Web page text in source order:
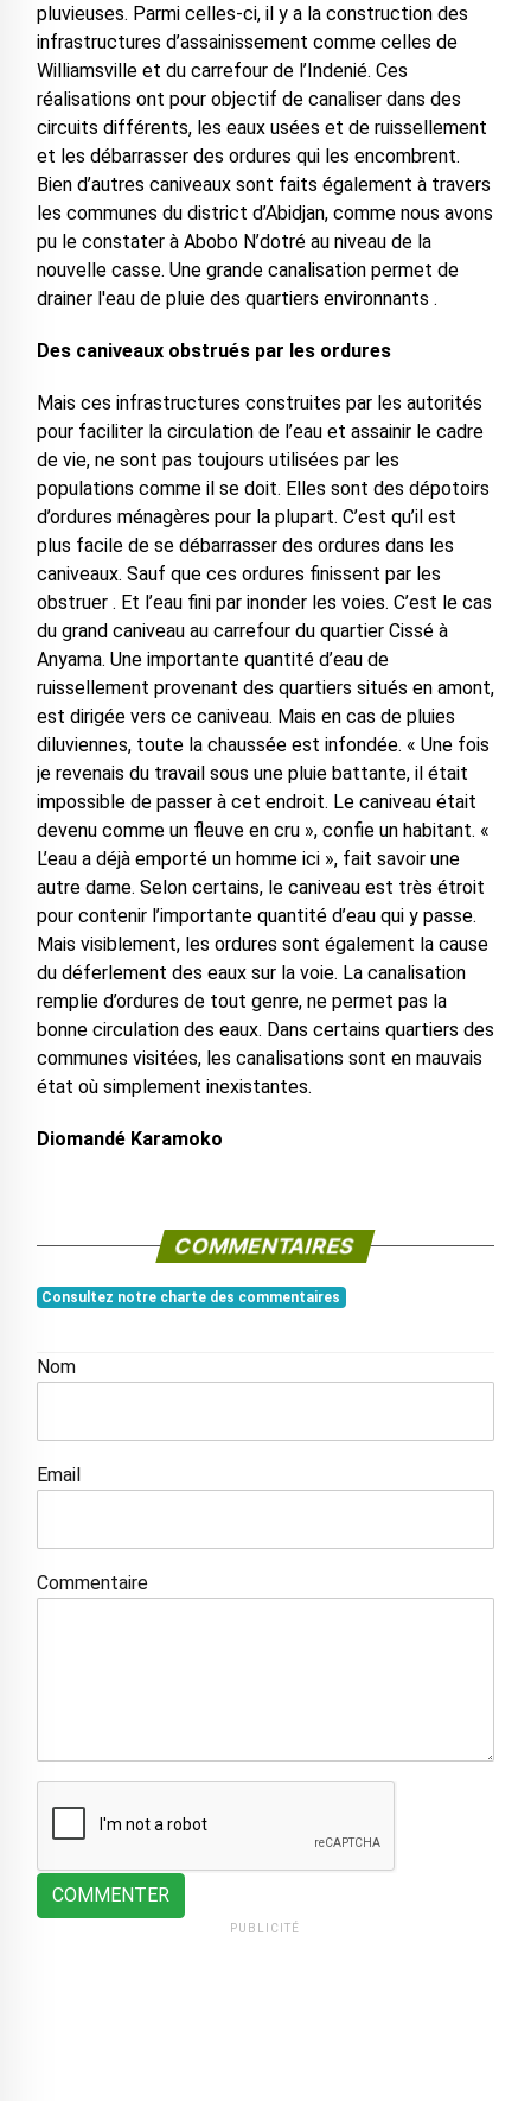
pluvieuses. Parmi celles-ci, il y a la construction des
infrastructures d’assainissement comme celles de
Williamsville et du carrefour de l’Indenié. Ces
réalisations ont pour objectif de canaliser dans des
circuits différents, les eaux usées et de ruissellement
et les débarrasser des ordures qui les encombrent.
Bien d’autres caniveaux sont faits également à travers
les communes du district d’Abidjan, comme nous avons
pu le constater à Abobo N’dotré au niveau de la
nouvelle casse. Une grande canalisation permet de
drainer l'eau de pluie des quartiers environnants .
Des caniveaux obstrués par les ordures
Mais ces infrastructures construites par les autorités
pour faciliter la circulation de l’eau et assainir le cadre
de vie, ne sont pas toujours utilisées par les
populations comme il se doit. Elles sont des dépotoirs
d’ordures ménagères pour la plupart. C’est qu’il est
plus facile de se débarrasser des ordures dans les
caniveaux. Sauf que ces ordures finissent par les
obstruer . Et l’eau fini par inonder les voies. C’est le cas
du grand caniveau au carrefour du quartier Cissé à
Anyama. Une importante quantité d’eau de
ruissellement provenant des quartiers situés en amont,
est dirigée vers ce caniveau. Mais en cas de pluies
diluviennes, toute la chaussée est infondée. « Une fois
je revenais du travail sous une pluie battante, il était
impossible de passer à cet endroit. Le caniveau était
devenu comme un fleuve en cru », confie un habitant. «
L’eau a déjà emporté un homme ici », fait savoir une
autre dame. Selon certains, le caniveau est très étroit
pour contenir l’importante quantité d’eau qui y passe.
Mais visiblement, les ordures sont également la cause
du déferlement des eaux sur la voie. La canalisation
remplie d’ordures de tout genre, ne permet pas la
bonne circulation des eaux. Dans certains quartiers des
communes visitées, les canalisations sont en mauvais
état où simplement inexistantes.
Diomandé Karamoko
COMMENTAIRES
Consultez notre charte des commentaires
Nom
Email
Commentaire
COMMENTER
PUBLICITÉ